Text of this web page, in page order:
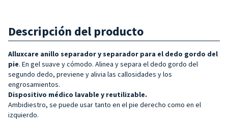
Descripción del producto
Alluxcare anillo separador y separador para el dedo gordo del
pie. En gel suave y cómodo. Alinea y separa el dedo gordo del
segundo dedo, previene y alivia las callosidades y los
engrosamientos.
Dispositivo médico lavable y reutilizable.
Ambidiestro, se puede usar tanto en el pie derecho como en el
izquierdo.